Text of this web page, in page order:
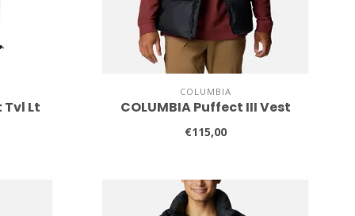
Tvl Lt
COLUMBIA
COLUMBIA Puffect III Vest
€115,00